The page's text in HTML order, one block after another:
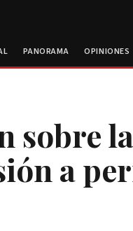
PANORAMA OPINIONES
sobre la
a